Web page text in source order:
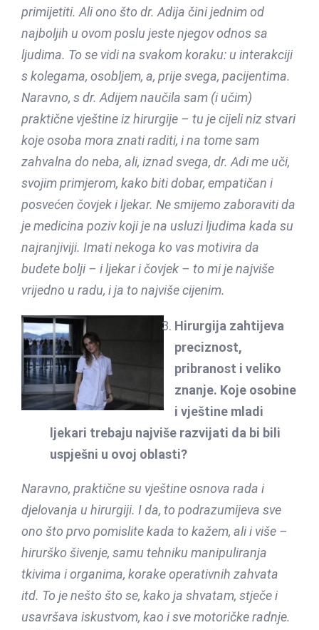
primijetiti. Ali ono što dr. Adija čini jednim od
najboljih u ovom poslu jeste njegov odnos sa
ljudima. To se vidi na svakom koraku: u interakciji
s kolegama, osobljem, a, prije svega, pacijentima.
Naravno, s dr. Adijem naučila sam (i učim)
praktične vještine iz hirurgije – tu je cijeli niz stvari
koje osoba mora znati raditi, i na tome sam
zahvalna do neba, ali, iznad svega, dr. Adi me uči,
svojim primjerom, kako biti dobar, empatičan i
posvećen čovjek i ljekar. Ne smijemo zaboraviti da
je medicina poziv koji je na usluzi ljudima kada su
najranjiviji. Imati nekoga ko vas motivira da
budete bolji – i ljekar i čovjek – to mi je najviše
vrijedno u radu, i ja to najviše cijenim.
Hirurgija zahtijeva
preciznost,
pribranost i veliko
znanje. Koje osobine
i vještine mladi
ljekari trebaju najviše razvijati da bi bili
uspješni u ovoj oblasti?
Naravno, praktične su vještine osnova rada i
djelovanja u hirurgiji. I da, to podrazumijeva sve
ono što prvo pomislite kada to kažem, ali i više –
hirurško šivenje, samu tehniku manipuliranja
tkivima i organima, korake operativnih zahvata
itd. To je nešto što se, kako ja shvatam, stječe i
usavršava iskustvom, kao i sve motoričke radnje.